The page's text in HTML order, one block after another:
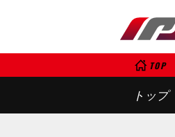
TOP
トップ